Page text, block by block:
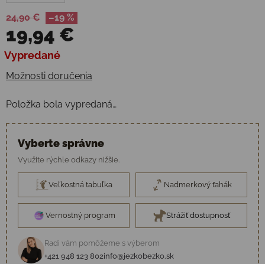
24,90 € –19 %
19,94 €
Jednotková cena:
Vypredané
Možnosti doručenia
Položka bola vypredaná…
Vyberte správne
Využite rýchle odkazy nižšie.
Veľkostná tabuľka Nadmerkový ťahák
Vernostný program Strážiť dostupnosť
Radi vám pomôžeme s výberom
+421 948 123 802info@jezkobezko.sk